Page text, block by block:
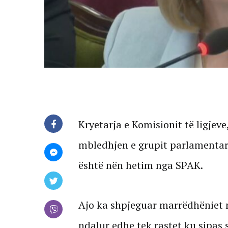
Kryetarja e Komisionit të
mbledhjen e grupit
është nën hetim nga SPAK.
Ajo ka shpjeguar marrëdhëniet
ndalur edhe tek rastet ku